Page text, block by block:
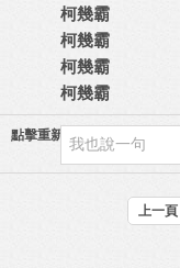
柯幾霸
柯幾霸
柯幾霸
柯幾霸
點擊重新加載
上一頁